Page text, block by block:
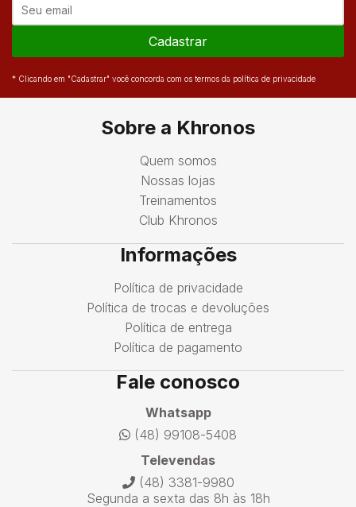
Cadastrar
* Clicando em "Cadastrar" você concorda com os termos da política de privacidade
Sobre a Khronos
Quem somos
Nossas lojas
Treinamentos
Club Khronos
Informações
Política de privacidade
Política de trocas e devoluções
Política de entrega
Política de pagamento
Fale conosco
Whatsapp
(48) 99108-5408
Televendas
(48) 3381-9980
Segunda a sexta das 8h às 18h